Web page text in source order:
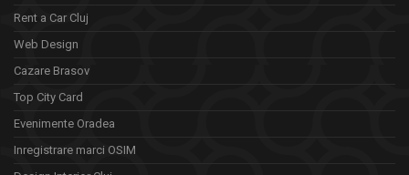
Rent a Car Cluj
Web Design
Cazare Brasov
Top City Card
Evenimente Oradea
Inregistrare marci OSIM